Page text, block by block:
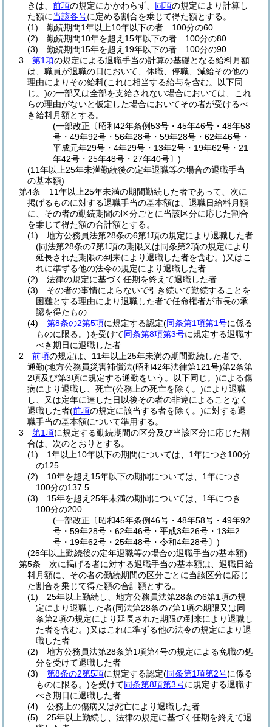
きは、 前項の規定にかかわらず、 同項の規定により計算し
た額に当該各号に定める割合を乗じて得た額とする。
(1)
勤続期間1年以上10年以下の者 100分の60
(2)
勤続期間10年を超え15年以下の者 100分の80
(3)
勤続期間15年を超え19年以下の者 100分の90
3
第1項の規定による退職手当の計算の基礎となる給料月額
は、職員が退職の日において、休職、停職、減給その他の
理由によりその給料(これに相当する給与を含む。以下同
じ。)の一部又は全部を支給されない場合においては、これ
らの理由がないと仮定した場合においてその者が受けるべ
き給料月額とする。
(一部改正〔昭和42年条例53号・45年46号・48年58
号・49年92号・56年28号・59年28号・62年46号・
平成元年29号・4年29号・13年2号・19年62号・21
年42号・25年48号・27年40号〕)
(11年以上25年未満勤続後の定年退職等の場合の退職手当
の基本額)
第4条
11年以上25年未満の期間勤続した者であって、次に
掲げるものに対する退職手当の基本額は、退職日給料月額
に、その者の勤続期間の区分ごとに当該区分に応じた割合
を乗じて得た額の合計額とする。
(1)
地方公務員法第28条の6第1項の規定により退職した者
(同法第28条の7第1項の期限又は同条第2項の規定により
延長された期限の到来により退職した者を含む。)又はこ
れに準ずる他の法令の規定により退職した者
(2)
法律の規定に基づく任期を終えて退職した者
(3)
その者の事情によらないで引き続いて勤続することを
困難とする理由により退職した者で任命権者が市長の承
認を得たもの
(4)
第8条の2第5項に規定する認定(同条第1項第1号に係る
ものに限る。)を受けて同条第8項第3号に規定する退職す
べき期日に退職した者
2
前項の規定は、11年以上25年未満の期間勤続した者で、
通勤(地方公務員災害補償法(昭和42年法律第121号)第2条第
2項及び第3項に規定する通勤をいう。以下同じ。)による傷
病により退職し、死亡(公務上の死亡を除く。)により退職
し、又は定年に達した日以後その者の非違によることなく
退職した者(前項の規定に該当する者を除く。)に対する退
職手当の基本額について準用する。
3
第1項に規定する勤続期間の区分及び当該区分に応じた割
合は、次のとおりとする。
(1)
1年以上10年以下の期間については、1年につき100分
の125
(2)
10年を超え15年以下の期間については、1年につき
100分の137.5
(3)
15年を超え25年未満の期間については、1年につき
100分の200
(一部改正〔昭和45年条例46号・48年58号・49年92
号・59年28号・62年46号・平成3年26号・13年2
号・19年62号・25年48号・令和4年28号〕)
(25年以上勤続後の定年退職等の場合の退職手当の基本額)
第5条
次に掲げる者に対する退職手当の基本額は、退職日給
料月額に、その者の勤続期間の区分ごとに当該区分に応じ
た割合を乗じて得た額の合計額とする。
(1)
25年以上勤続し、地方公務員法第28条の6第1項の規
定により退職した者(同法第28条の7第1項の期限又は同
条第2項の規定により延長された期限の到来により退職し
た者を含む。)又はこれに準ずる他の法令の規定により退
職した者
(2)
地方公務員法第28条第1項第4号の規定による免職の処
分を受けて退職した者
(3)
第8条の2第5項に規定する認定(同条第1項第2号に係る
ものに限る。)を受けて同条第8項第3号に規定する退職す
べき期日に退職した者
(4)
公務上の傷病又は死亡により退職した者
(5)
25年以上勤続し、法律の規定に基づく任期を終えて退